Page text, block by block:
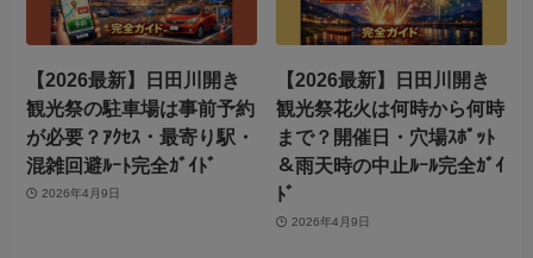
【2026最新】日田川開き
観光祭の駐車場は事前予約
が必要？ｱｸｾｽ・最寄り駅・
混雑回避ﾙｰﾄ完全ｶﾞｲﾄﾞ
2026年4月9日
【2026最新】日田川開き
観光祭花火は何時から何時
まで？開催日・穴場ｽﾎﾟｯﾄ
＆雨天時の中止ﾙｰﾙ完全ｶﾞｲ
ﾄﾞ
2026年4月9日